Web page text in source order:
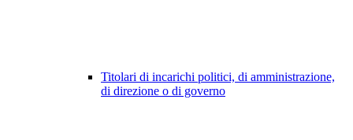
Titolari di incarichi politici, di amministrazione,
di direzione o di governo